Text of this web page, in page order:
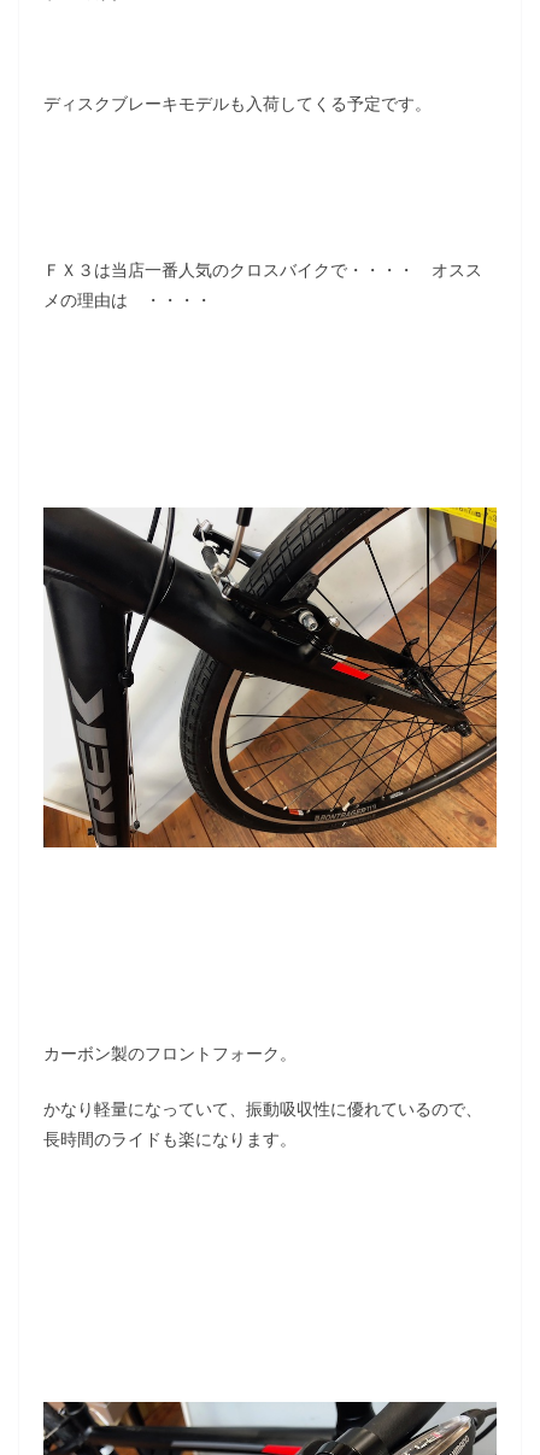
ディスクブレーキモデルも入荷してくる予定です。
ＦＸ３は当店一番人気のクロスバイクで・・・・ オスス
メの理由は ・・・・
カーボン製のフロントフォーク。
かなり軽量になっていて、振動吸収性に優れているので、
長時間のライドも楽になります。